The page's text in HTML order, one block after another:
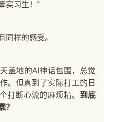
实习生！”
同样的感受。
盖地的AI神话包围，总觉
。但真到了实际打工的日
打断心流的麻烦精。 到底
？